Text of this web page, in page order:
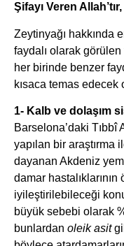
Şifayı Veren
Zeytinyağı hakkında
faydalı olarak görülen
her birinde benzer
kısaca temas edecek
1- Kalb ve dolaşım
Barselona’daki Tıbbî
yapılan bir araştırma
dayanan Akdeniz
damar
iyileştirilebileceği
büyük sebebi olarak
bunlardan oleik asit